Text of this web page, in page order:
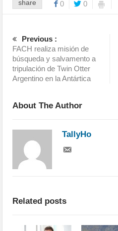
share 0 0
Previous :
FACH realiza misión de
búsqueda y salvamento a
tripulación de Twin Otter
Argentino en la Antártica
About The Author
TallyHo
Related posts